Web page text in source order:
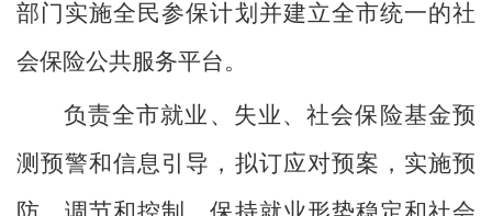
部门实施全民参保计划并建立全市统一的社
会保险公共服务平台。
负责全市就业、失业、社会保险基金预
测预警和信息引导，拟订应对预案，实施预